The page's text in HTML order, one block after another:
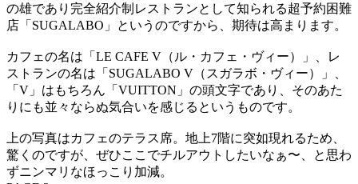
の雄であり完全紹介制レストランとして知られる超予約困難
店「SUGALABO」というのですから、期待は高まります。
カフェの名は「LE CAFE V（ル・カフェ・ヴィー）」、レ
ストランの名は「SUGALABO V（スガラボ・ヴィー）」、
「V」はもちろん「VUITTON」の頭文字であり、そのあた
りにも並々ならぬ気合いを感じるというものです。
上の写真はカフェのテラス席。地上7階に突如現れるため、
驚くのですが、ぜひここでチルアウトしたいなぁ〜、と思わ
ずニンマリなほっこり加減。